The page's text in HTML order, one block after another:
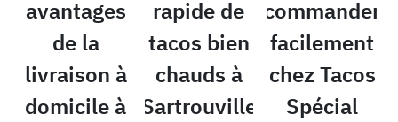
avantages
de la
livraison à
domicile à
rapide de
tacos bien
chauds à
Sartrouville
commander
facilement
chez Tacos
Spécial